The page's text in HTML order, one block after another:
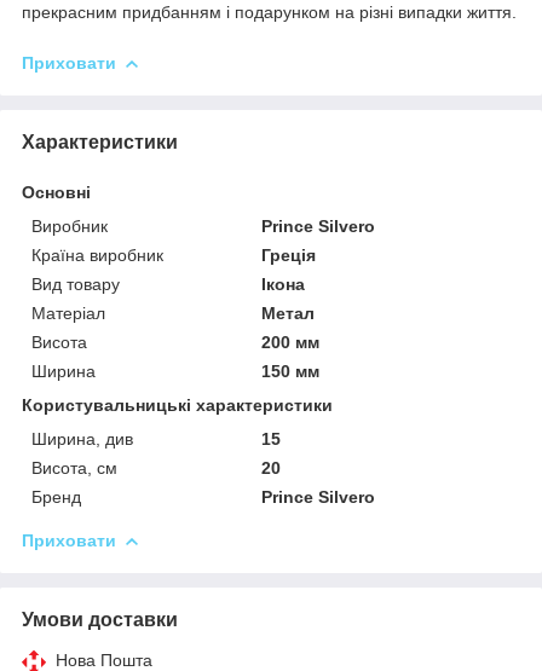
прекрасним придбанням і подарунком на різні випадки життя.
Приховати
Характеристики
Основні
Виробник
Prince Silvero
Країна виробник
Греція
Вид товару
Ікона
Матеріал
Метал
Висота
200 мм
Ширина
150 мм
Користувальницькі характеристики
Ширина, див
15
Висота, см
20
Бренд
Prince Silvero
Приховати
Умови доставки
Нова Пошта